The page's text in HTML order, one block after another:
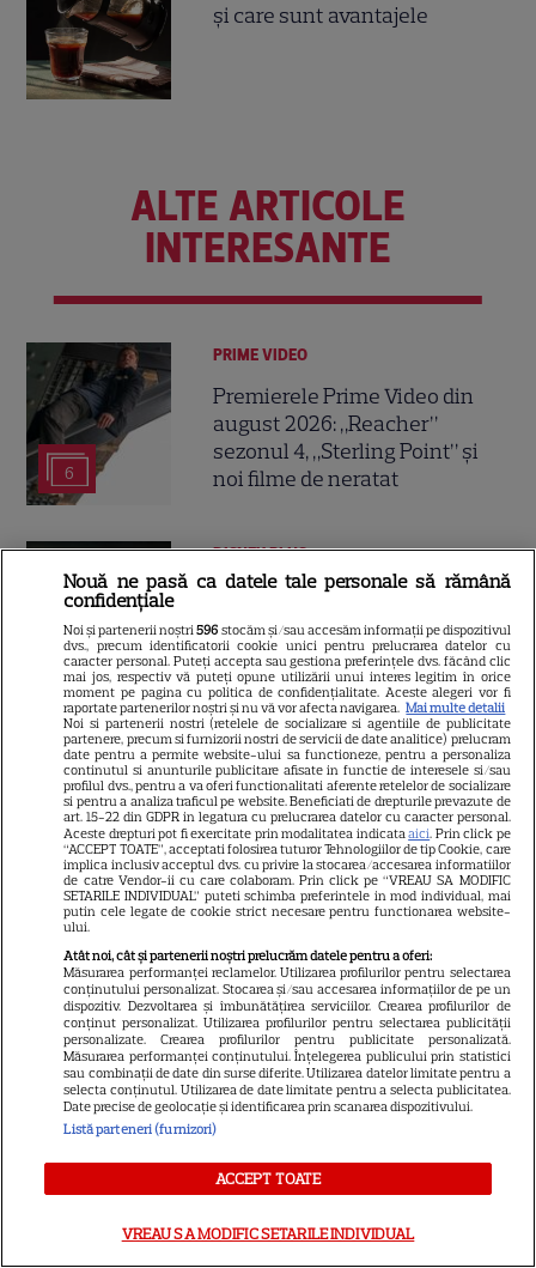
și care sunt avantajele
ALTE ARTICOLE
INTERESANTE
6
PRIME VIDEO
Premierele Prime Video din
august 2026: „Reacher”
sezonul 4, „Sterling Point” și
noi filme de neratat
17
DISNEY PLUS
Premiere Disney+ august
2026: „Camp Rock 3”,
„Futurama” și trilogia
„Stăpânul Inelelor” ajung pe
platformă
15
DISNEY PLUS
Premiere de neratat pe Netflix,
Disney+ și SkyShowtime în
august: seriale noi, filme de
colecție și vedete de top
5
CINEMA
Eli Roth revine cu „Omul cu
înghețata mortală”. Filmul
horror în care copiii devin
criminali după ce mănâncă
înghețată
VEDETE STRĂINE
„Povestea peștelui posac”,
aventura animată inspirată
Nouă ne pasă ca datele tale personale să rămână
confidențiale
Noi și partenerii noștri596 stocăm și/sau accesăm informații pe dispozitivul
dvs., precum identificatorii cookie unici pentru prelucrarea datelor cu
caracter personal. Puteți accepta sau gestiona preferințele dvs. făcând clic
mai jos, respectiv vă puteți opune utilizării unui interes legitim în orice
moment pe pagina cu politica de confidențialitate. Aceste alegeri vor fi
raportate partenerilor noștri și nu vă vor afecta navigarea. Mai multe detalii
Noi si partenerii nostri (retelele de socializare si agentiile de publicitate
partenere, precum si furnizorii nostri de servicii de date analitice) prelucram
date pentru a permite website-ului sa functioneze, pentru a personaliza
continutul si anunturile publicitare afisate in functie de interesele si/sau
profilul dvs., pentru a va oferi functionalitati aferente retelelor de socializare
si pentru a analiza traficul pe website. Beneficiati de drepturile prevazute de
art. 15-22 din GDPR in legatura cu prelucrarea datelor cu caracter personal.
Aceste drepturi pot fi exercitate prin modalitatea indicataaici. Prin click pe
“ACCEPT TOATE”, acceptati folosirea tuturor Tehnologiilor de tip Cookie, care
implica inclusiv acceptul dvs. cu privire la stocarea/accesarea informatiilor
de catre Vendor-ii cu care colaboram. Prin click pe “VREAU SA MODIFIC
SETARILE INDIVIDUAL” puteti schimba preferintele in mod individual, mai
putin cele legate de cookie strict necesare pentru functionarea website-
ului.
Atât noi, cât și partenerii noștri prelucrăm datele pentru a oferi:
Măsurarea performanței reclamelor. Utilizarea profilurilor pentru selectarea
conținutului personalizat. Stocarea și/sau accesarea informațiilor de pe un
dispozitiv. Dezvoltarea și îmbunătățirea serviciilor. Crearea profilurilor de
conținut personalizat. Utilizarea profilurilor pentru selectarea publicității
personalizate. Crearea profilurilor pentru publicitate personalizată.
Măsurarea performanței conținutului. Înțelegerea publicului prin statistici
sau combinații de date din surse diferite. Utilizarea datelor limitate pentru a
selecta conținutul. Utilizarea de date limitate pentru a selecta publicitatea.
Date precise de geolocație și identificarea prin scanarea dispozitivului.
Listă parteneri (furnizori)
ACCEPT TOATE
VREAU SA MODIFIC SETARILE INDIVIDUAL